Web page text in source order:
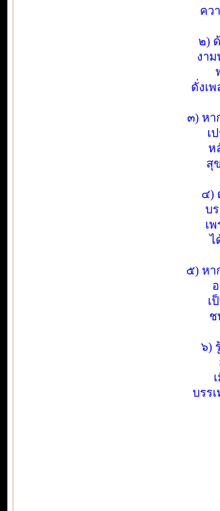
คว
๒)
งา
ดั่งเ
๓) หา
เ
ห
สุ
๔)
บ
เ
ไ
๕) หา
เ
ช
๖)
บรร